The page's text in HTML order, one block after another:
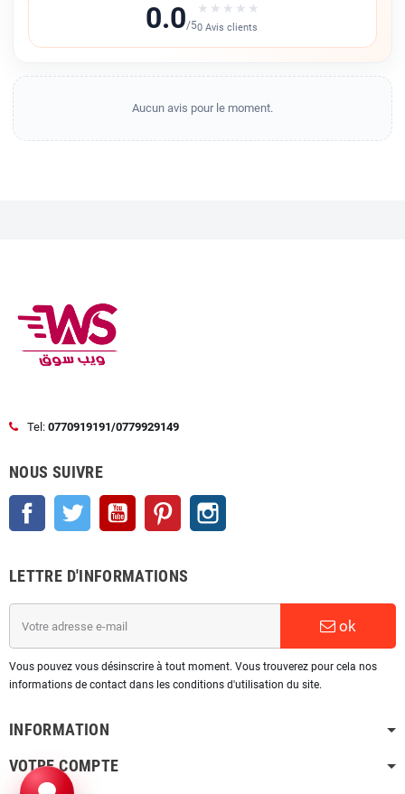
0.0/5
★ ★ ★ ★ ★
0 Avis clients
Aucun avis pour le moment.
Tel: 0770919191/0779929149
NOUS SUIVRE
Facebook Twitter YouTube Pinterest
LETTRE D'INFORMATIONS
ok
Vous pouvez vous désinscrire à tout moment. Vous trouverez pour cela nos
informations de contact dans les conditions d'utilisation du site.
INFORMATION
VOTRE COMPTE